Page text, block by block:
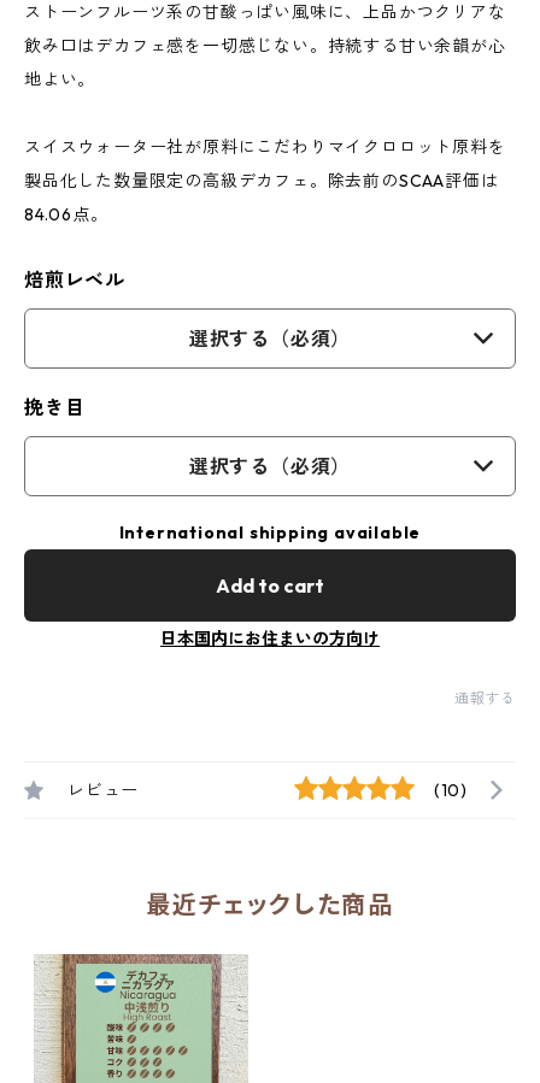
ストーンフルーツ系の甘酸っぱい風味に、上品かつクリアな
飲み口はデカフェ感を一切感じない。持続する甘い余韻が心
地よい。
スイスウォーター社が原料にこだわりマイクロロット原料を
製品化した数量限定の高級デカフェ。除去前のSCAA評価は
84.06点。
焙煎レベル
選択する（必須）
挽き目
選択する（必須）
International shipping available
Add to cart
日本国内にお住まいの方向け
通報する
レビュー (10)
最近チェックした商品